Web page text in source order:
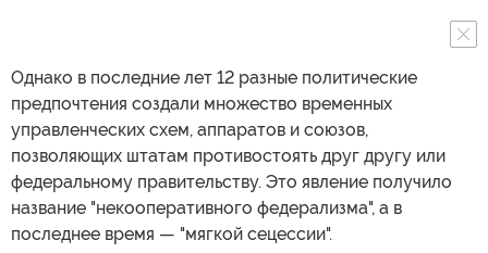
Однако в последние лет 12 разные политические
предпочтения создали множество временных
управленческих схем, аппаратов и союзов,
позволяющих штатам противостоять друг другу или
федеральному правительству. Это явление получило
название "некооперативного федерализма", а в
последнее время — "мягкой сецессии".